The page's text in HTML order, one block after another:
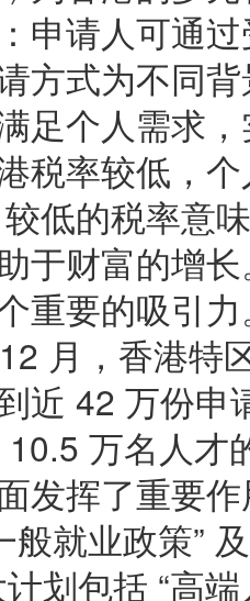
申请人可通
方式为不同
足个人需求
税率较低，
低的税率意
于财富的增
重要的吸引
月，香港特
近 42 万份
万名人才
发挥了重要
般就业政策”
划包括 “高